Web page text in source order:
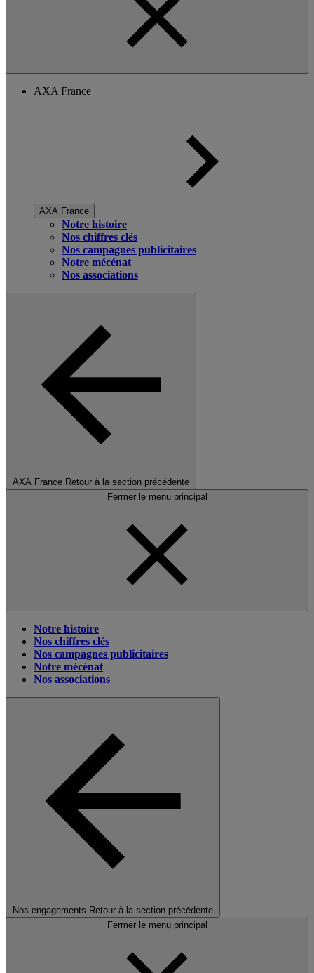
AXA France
AXA France
Notre histoire
Nos chiffres clés
Nos campagnes publicitaires
Notre mécénat
Nos associations
AXA France Retour à la section précédente
Fermer le menu principal
Notre histoire
Nos chiffres clés
Nos campagnes publicitaires
Notre mécénat
Nos associations
Nos engagements Retour à la section précédente
Fermer le menu principal